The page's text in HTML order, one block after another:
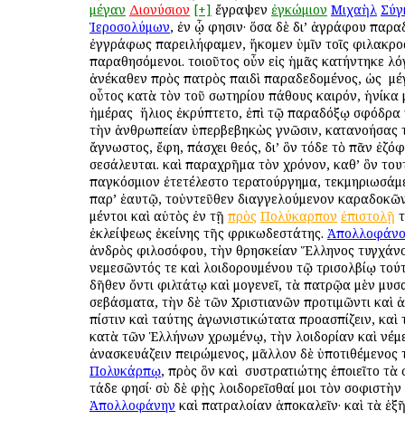
μέγαν Διονύσιον [+] ἔγραψεν ἐγκώμιον Μιχαὴλ
Ἱεροσολύμων, ἐν ᾧ φησιν· ὅσα δὲ δι’ ἀγράφου
ἐγγράφως παρειλήφαμεν, ἥκομεν ὑμῖν τοῖς
παραθησόμενοι. τοιοῦτος οὖν εἰς ἡμᾶς κατήντηκε
ἀνέκαθεν πρὸς πατρὸς παιδὶ παραδεδομένος, ὡς ὁ
οὗτος κατὰ τὸν τοῦ σωτηρίου πάθους καιρόν, ἡνίκα
ἡμέρας ὁ ἥλιος ἐκρύπτετο, ἐπὶ τῷ παραδόξῳ σφόδρα
τὴν ἀνθρωπείαν ὑπερβεβηκὼς γνῶσιν, κατανοήσας
ἄγνωστος, ἔφη, πάσχει θεός, δι’ ὃν τόδε τὸ πᾶν
σεσάλευται. καὶ παραχρῆμα τὸν χρόνον, καθ’ ὃν
παγκόσμιον ἐτετέλεστο τερατούργημα,
παρ’ ἑαυτῷ, τοὐντεῦθεν διαγγελούμενον
μέντοι καὶ αὐτὸς ἐν τῇ πρὸς Πολύκαρπον ἐπιστολῇ
ἐκλείψεως ἐκείνης τῆς φρικωδεστάτης.
ἀνδρὸς φιλοσόφου, τὴν θρησκείαν Ἕλληνος
νεμεσῶντός τε καὶ λοιδορουμένου τῷ τρισολβίῳ
δῆθεν ὄντι φιλτάτῳ καὶ ὁμογενεῖ, τὰ πατρῷα μὲν
σεβάσματα, τὴν δὲ τῶν Χριστιανῶν προτιμῶντι καὶ
πίστιν καὶ ταύτης ἀγωνιστικώτατα προασπίζειν,
κατὰ τῶν Ἑλλήνων χρωμένῳ, τὴν λοιδορίαν καὶ
ἀνασκευάζειν πειρώμενος, μᾶλλον δὲ ὑποτιθέμενος
Πολυκάρπῳ, πρὸς ὃν καὶ ὁ συστρατιώτης ἐποιεῖτο
τάδε φησί· σὺ δὲ φῂς λοιδορεῖσθαί μοι τὸν σοφιστὴν
Ἀπολλοφάνην καὶ πατραλοίαν ἀποκαλεῖν· καὶ τὰ